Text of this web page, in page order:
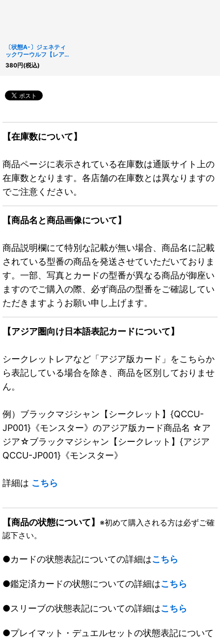
〔状態A-〕ジェネティ
ックワーウルフ【レア】
{DE01-JP076}《モンス
ター》
380円(税込)
【在庫数について】
商品ページに表示されている在庫数は通販サイト上の
在庫数となります。各店舗の在庫数とは異なりますの
でご注意ください。
【商品名と商品画像について】
商品説明欄にて特別な記載が無い場合、商品名に記載
されている型番の商品を発送させていただいておりま
す。一部、写真とカードの型番が異なる商品が御座い
ますのでご購入の際、必ず商品の型番をご確認してい
ただきますようお願い申し上げます。
【アジア圏向け日本語表記カードについて】
シークレットレアなど「アジア版カード」をこちらか
ら表記している場合を除き、商品を区別しておりませ
ん。
例）ブラックマジシャン【シークレット】{QCCU-
JP001}《モンスター》のアジア版カード商品名 ☆ア
ジア☆ブラックマジシャン【シークレット】{アジア
QCCU-JP001}《モンスター》
詳細は こちら
【商品の状態について】 ※初めて購入される方は必ずご確
認下さい。
●カードの状態表記についての詳細はこちら
●鑑定済カードの状態についての詳細はこちら
●スリーブの状態表記についての詳細はこちら
●プレイマット・デュエルセットの状態表記について